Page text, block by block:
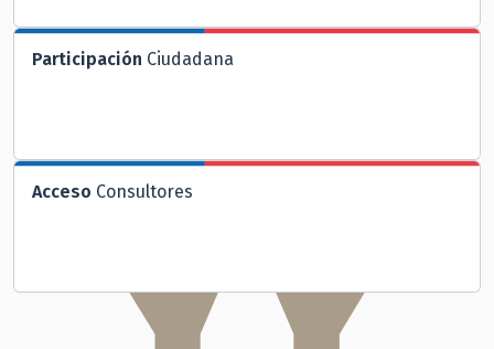
Participación Ciudadana
Acceso Consultores